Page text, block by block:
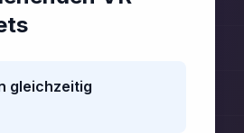
gleichzeitig